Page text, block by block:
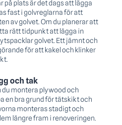
på plats är det dags att lägga
fast i golvreglarna för att
av golvet. Om du planerar att
rätt tidpunkt att lägga in
golvet. Ett jämnt och
för att kakel och klinker
och tak
du montera plywood och
en bra grund för tätskikt och
monteras stadigt och
längre fram i renoveringen.